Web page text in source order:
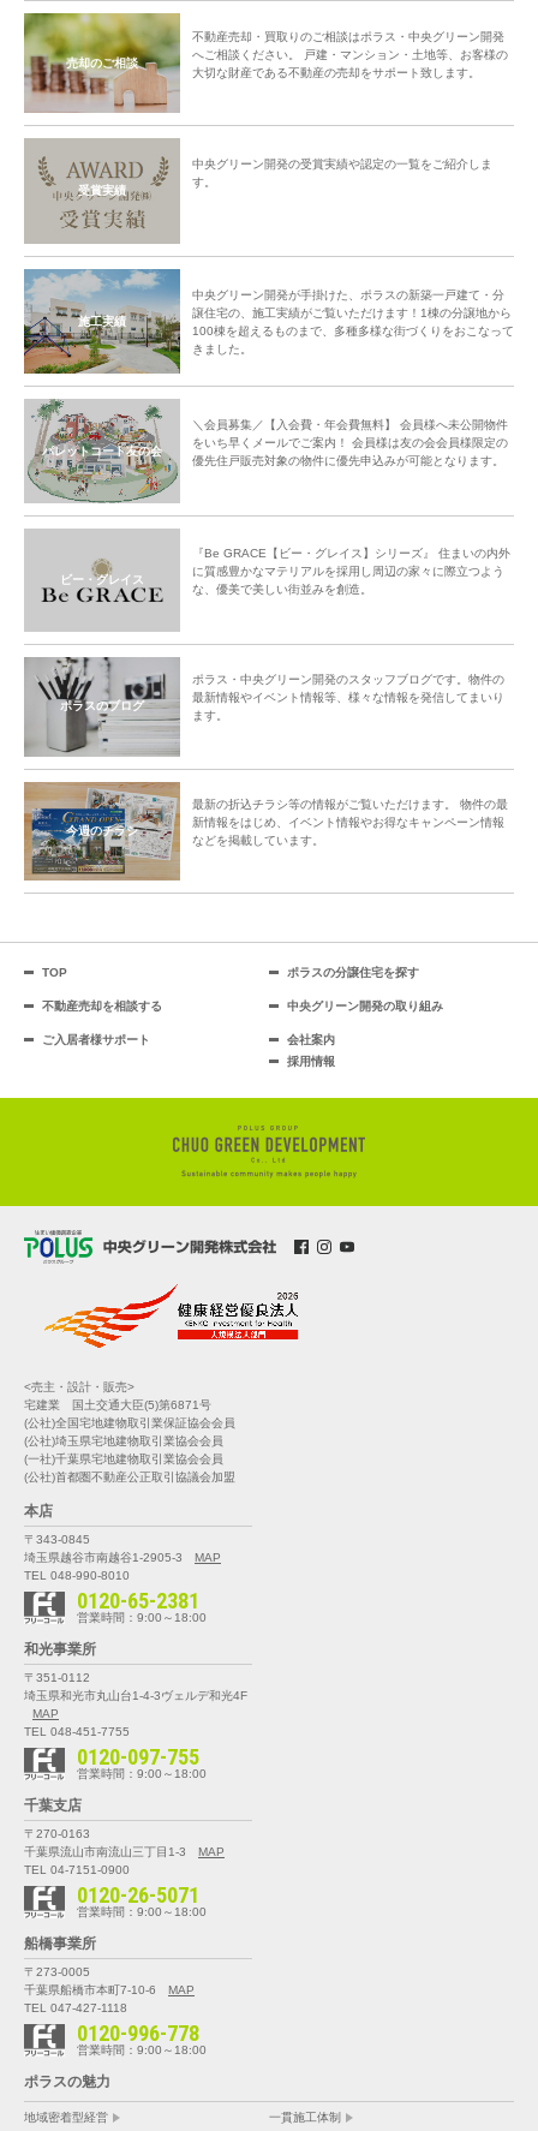
売却のご相談
不動産売却・買取りのご相談はポラス・中央グリーン開発
へご相談ください。 戸建・マンション・土地等、お客様の
大切な財産である不動産の売却をサポート致します。
受賞実績
中央グリーン開発の受賞実績や認定の一覧をご紹介しま
す。
施工実績
中央グリーン開発が手掛けた、ポラスの新築一戸建て・分
譲住宅の、施工実績がご覧いただけます！1棟の分譲地から
100棟を超えるものまで、多種多様な街づくりをおこなって
きました。
パレットコート友の会
＼会員募集／【入会費・年会費無料】 会員様へ未公開物件
をいち早くメールでご案内！ 会員様は友の会会員様限定の
優先住戸販売対象の物件に優先申込みが可能となります。
ビー・グレイス
『Be GRACE【ビー・グレイス】シリーズ』 住まいの内外
に質感豊かなマテリアルを採用し周辺の家々に際立つよう
な、優美で美しい街並みを創造。
ポラスのブログ
ポラス・中央グリーン開発のスタッフブログです。物件の
最新情報やイベント情報等、様々な情報を発信してまいり
ます。
今週のチラシ
最新の折込チラシ等の情報がご覧いただけます。 物件の最
新情報をはじめ、イベント情報やお得なキャンペーン情報
などを掲載しています。
TOP ポラスの分譲住宅を探す
不動産売却を相談する 中央グリーン開発の取り組み
ご入居者様サポート
会社案内
採用情報
<売主・設計・販売>
宅建業 国土交通大臣(5)第6871号
(公社)全国宅地建物取引業保証協会会員
(公社)埼玉県宅地建物取引業協会会員
(一社)千葉県宅地建物取引業協会会員
(公社)首都圏不動産公正取引協議会加盟
本店
〒343-0845
埼玉県越谷市南越谷1-2905-3
MAP
TEL 048-990-8010
0120-65-2381
営業時間：9:00～18:00
和光事業所
〒351-0112
埼玉県和光市丸山台1-4-3ヴェルデ和光4F
MAP
TEL 048-451-7755
0120-097-755
営業時間：9:00～18:00
千葉支店
〒270-0163
千葉県流山市南流山三丁目1-3
MAP
TEL 04-7151-0900
0120-26-5071
営業時間：9:00～18:00
船橋事業所
〒273-0005
千葉県船橋市本町7-10-6
MAP
TEL 047-427-1118
0120-996-778
営業時間：9:00～18:00
ポラスの魅力
地域密着型経営 一貫施工体制